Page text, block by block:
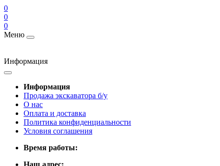
0
0
0
Меню
Информация
Информация
Продажа экскаватора б/у
О нас
Оплата и доставка
Политика конфиденциальности
Условия соглашения
Время работы:
Наш адрес: